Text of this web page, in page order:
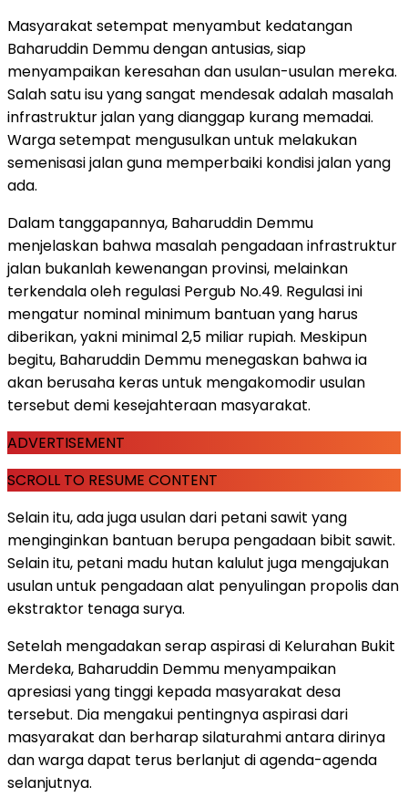
Masyarakat setempat menyambut kedatangan
Baharuddin Demmu dengan antusias, siap
menyampaikan keresahan dan usulan-usulan mereka.
Salah satu isu yang sangat mendesak adalah masalah
infrastruktur jalan yang dianggap kurang memadai.
Warga setempat mengusulkan untuk melakukan
semenisasi jalan guna memperbaiki kondisi jalan yang
ada.
Dalam tanggapannya, Baharuddin Demmu
menjelaskan bahwa masalah pengadaan infrastruktur
jalan bukanlah kewenangan provinsi, melainkan
terkendala oleh regulasi Pergub No.49. Regulasi ini
mengatur nominal minimum bantuan yang harus
diberikan, yakni minimal 2,5 miliar rupiah. Meskipun
begitu, Baharuddin Demmu menegaskan bahwa ia
akan berusaha keras untuk mengakomodir usulan
tersebut demi kesejahteraan masyarakat.
ADVERTISEMENT
SCROLL TO RESUME CONTENT
Selain itu, ada juga usulan dari petani sawit yang
menginginkan bantuan berupa pengadaan bibit sawit.
Selain itu, petani madu hutan kalulut juga mengajukan
usulan untuk pengadaan alat penyulingan propolis dan
ekstraktor tenaga surya.
Setelah mengadakan serap aspirasi di Kelurahan Bukit
Merdeka, Baharuddin Demmu menyampaikan
apresiasi yang tinggi kepada masyarakat desa
tersebut. Dia mengakui pentingnya aspirasi dari
masyarakat dan berharap silaturahmi antara dirinya
dan warga dapat terus berlanjut di agenda-agenda
selanjutnya.